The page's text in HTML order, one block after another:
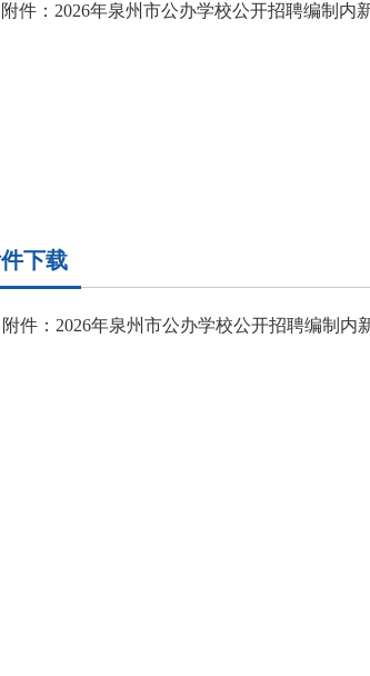
：2026年泉州市公办学校公开招聘编制内
下载
附件：2026年泉州市公办学校公开招聘编制内